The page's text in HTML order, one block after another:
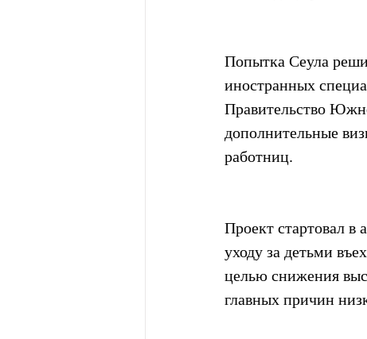
Попытка Сеула
иностранных
Правительство
дополнительные
работниц.
Проект стартовал в
уходу за детьми
целью снижения
главных причин